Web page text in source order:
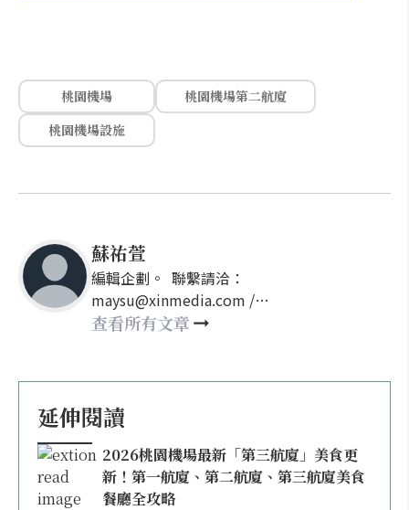
桃園機場
桃園機場第二航廈
桃園機場設施
蘇祐萱
編輯企劃。 聯繫請洽：
maysu@xinmedia.com /
may860527@gmail.com
查看所有文章
延伸閱讀
2026桃園機場最新「第三航廈」美食更
新！第一航廈、第二航廈、第三航廈美食
餐廳全攻略